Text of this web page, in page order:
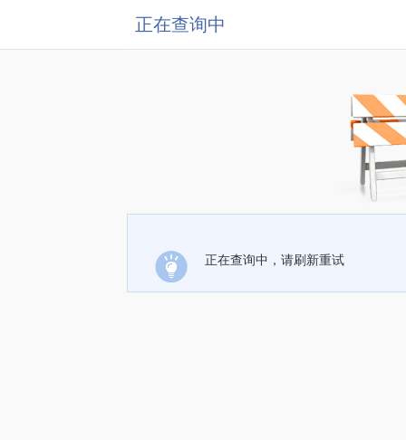
正在查询中
正在查询中，请刷新重试